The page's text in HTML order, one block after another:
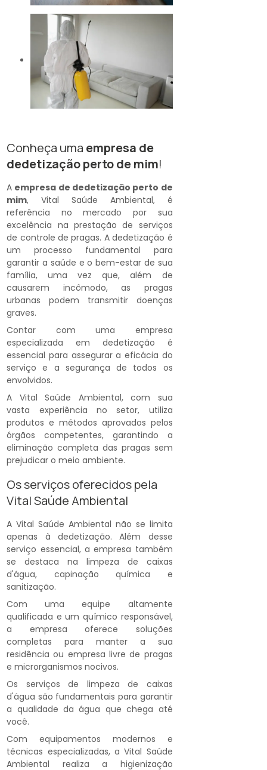
Conheça uma empresa de
dedetização perto de mim!
A empresa de dedetização perto de
mim, Vital Saúde Ambiental, é
referência no mercado por sua
excelência na prestação de serviços
de controle de pragas. A dedetização é
um processo fundamental para
garantir a saúde e o bem-estar de sua
família, uma vez que, além de
causarem incômodo, as pragas
urbanas podem transmitir doenças
graves.
Contar com uma empresa
especializada em dedetização é
essencial para assegurar a eficácia do
serviço e a segurança de todos os
envolvidos.
A Vital Saúde Ambiental, com sua
vasta experiência no setor, utiliza
produtos e métodos aprovados pelos
órgãos competentes, garantindo a
eliminação completa das pragas sem
prejudicar o meio ambiente.
Os serviços oferecidos pela
Vital Saúde Ambiental
A Vital Saúde Ambiental não se limita
apenas à dedetização. Além desse
serviço essencial, a empresa também
se destaca na limpeza de caixas
d'água, capinação química e
sanitização.
Com uma equipe altamente
qualificada e um químico responsável,
a empresa oferece soluções
completas para manter a sua
residência ou empresa livre de pragas
e microrganismos nocivos.
Os serviços de limpeza de caixas
d'água são fundamentais para garantir
a qualidade da água que chega até
você.
Com equipamentos modernos e
técnicas especializadas, a Vital Saúde
Ambiental realiza a higienização